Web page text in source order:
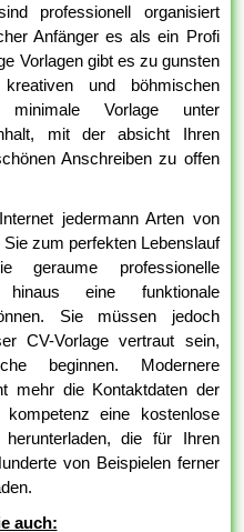
professionell organisiert
Anfänger es als ein Profi
Vorlagen gibt es zu gunsten
und böhmischen
Vorlage unter
mit der absicht Ihren
Anschreiben zu offen
jedermann Arten von
zum perfekten Lebenslauf
professionelle
hinaus eine funktionale
Sie müssen jedoch
CV-Vorlage vertraut sein,
beginnen. Modernere
mehr die Kontaktdaten der
eine kostenlose
herunterladen, die für Ihren
von Beispielen ferner
auch: